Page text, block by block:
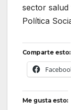
sector salud
Política
Comparte esto:
Me gusta esto: